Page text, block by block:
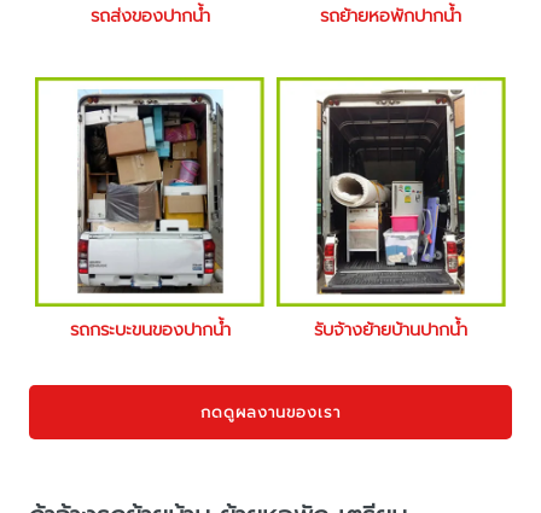
รถส่งของปากน้ำ รถย้ายหอพักปากน้ำ
รถกระบะขนของปากน้ำ รับจ้างย้ายบ้านปากน้ำ
กดดูผลงานของเรา